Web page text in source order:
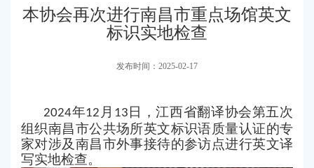
本协会再次进行南昌市重点场馆英文
标识实地检查
发布时间：2025-02-17
2024年12 月 13 日，江西省翻译协会第五次
组织南昌市公共场所英文标识语质量认证的专
家对涉及南昌市外事接待的参访点进行英文译
写实地检查。